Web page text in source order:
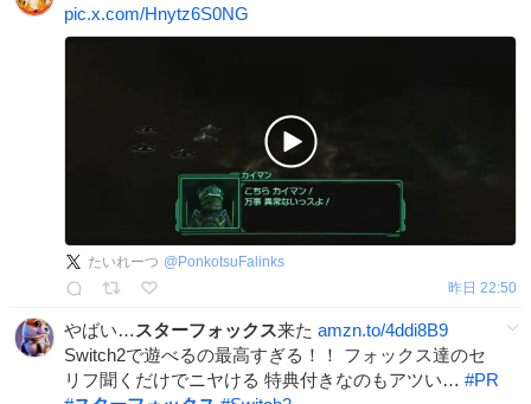
pic.x.com/Hnytz6S0NG
たいれーつ @ PonkotsuFalinks
昨日 22:50
やばい… スターフォックス来た amzn.to/4ddi8B9
Switch2で遊べるの最高すぎる！！ フォックス達のセ
リフ聞くだけでニヤける 特典付きなのもアツい… #PR